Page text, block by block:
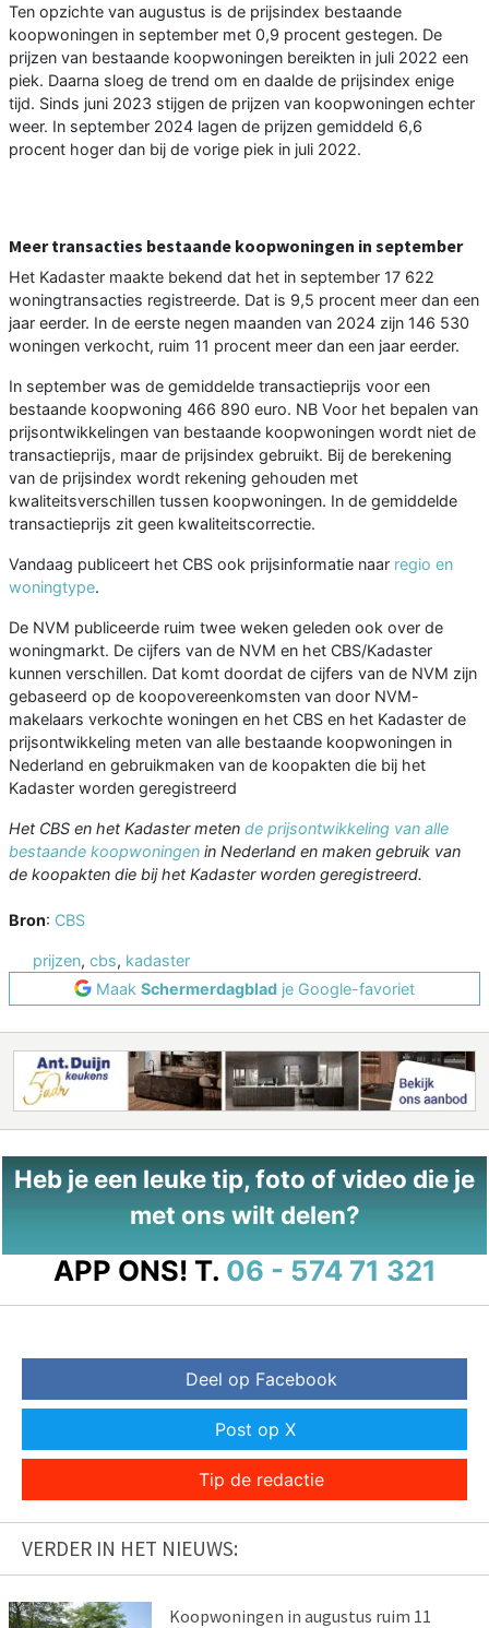
Ten opzichte van augustus is de prijsindex bestaande
koopwoningen in september met 0,9 procent gestegen. De
prijzen van bestaande koopwoningen bereikten in juli 2022 een
piek. Daarna sloeg de trend om en daalde de prijsindex enige
tijd. Sinds juni 2023 stijgen de prijzen van koopwoningen echter
weer. In september 2024 lagen de prijzen gemiddeld 6,6
procent hoger dan bij de vorige piek in juli 2022.
Meer transacties bestaande koopwoningen in september
Het Kadaster maakte bekend dat het in september 17 622
woningtransacties registreerde. Dat is 9,5 procent meer dan een
jaar eerder. In de eerste negen maanden van 2024 zijn 146 530
woningen verkocht, ruim 11 procent meer dan een jaar eerder.
In september was de gemiddelde transactieprijs voor een
bestaande koopwoning 466 890 euro. NB Voor het bepalen van
prijsontwikkelingen van bestaande koopwoningen wordt niet de
transactieprijs, maar de prijsindex gebruikt. Bij de berekening
van de prijsindex wordt rekening gehouden met
kwaliteitsverschillen tussen koopwoningen. In de gemiddelde
transactieprijs zit geen kwaliteitscorrectie.
Vandaag publiceert het CBS ook prijsinformatie naar regio en
woningtype.
De NVM publiceerde ruim twee weken geleden ook over de
woningmarkt. De cijfers van de NVM en het CBS/Kadaster
kunnen verschillen. Dat komt doordat de cijfers van de NVM zijn
gebaseerd op de koopovereenkomsten van door NVM-
makelaars verkochte woningen en het CBS en het Kadaster de
prijsontwikkeling meten van alle bestaande koopwoningen in
Nederland en gebruikmaken van de koopakten die bij het
Kadaster worden geregistreerd
Het CBS en het Kadaster meten de prijsontwikkeling van alle
bestaande koopwoningen in Nederland en maken gebruik van
de koopakten die bij het Kadaster worden geregistreerd.
Bron: CBS
prijzen, cbs, kadaster
Maak Schermerdagblad je Google-favoriet
Heb je een leuke tip, foto of video die je
met ons wilt delen?
APP ONS! T. 06 - 574 71 321
Deel op Facebook
Post op X
Tip de redactie
VERDER IN HET NIEUWS:
Koopwoningen in augustus ruim 11